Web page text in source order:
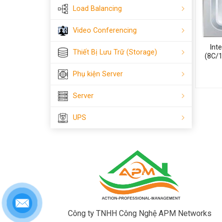
Load Balancing
Video Conferencing
Thiết Bị Lưu Trữ (Storage)
Phụ kiện Server
Server
UPS
(8C/
Công ty TNHH Công Nghệ APM Networks